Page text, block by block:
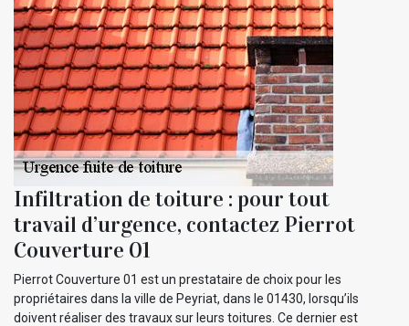
Infiltration de toiture : pour tout
travail d’urgence, contactez Pierrot
Couverture 01
Pierrot Couverture 01 est un prestataire de choix pour les
propriétaires dans la ville de Peyriat, dans le 01430, lorsqu’ils
doivent réaliser des travaux sur leurs toitures. Ce dernier est